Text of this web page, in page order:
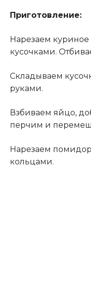
Приготовление:
Нарезаем
кусочками.
Складываем
руками.
Взбиваем яйцо,
перчим и
Нарезаем
кольцами.